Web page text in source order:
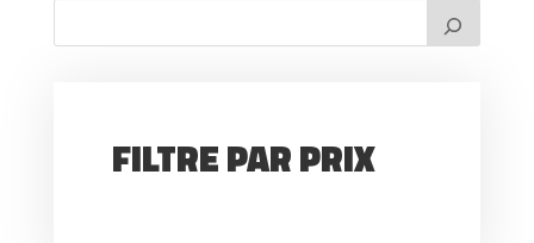
FILTRE PAR PRIX